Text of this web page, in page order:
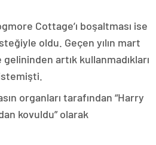
Cottage’ı boşaltması ise
oldu. Geçen yılın mart
artık kullanmadıkları
organları tarafından “Harry
kovuldu” olarak